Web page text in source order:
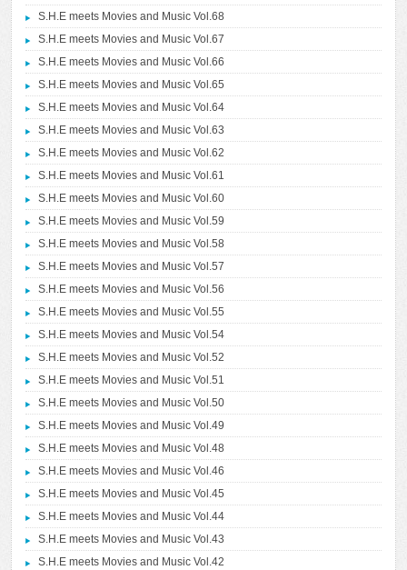
S.H.E meets Movies and Music Vol.68
S.H.E meets Movies and Music Vol.67
S.H.E meets Movies and Music Vol.66
S.H.E meets Movies and Music Vol.65
S.H.E meets Movies and Music Vol.64
S.H.E meets Movies and Music Vol.63
S.H.E meets Movies and Music Vol.62
S.H.E meets Movies and Music Vol.61
S.H.E meets Movies and Music Vol.60
S.H.E meets Movies and Music Vol.59
S.H.E meets Movies and Music Vol.58
S.H.E meets Movies and Music Vol.57
S.H.E meets Movies and Music Vol.56
S.H.E meets Movies and Music Vol.55
S.H.E meets Movies and Music Vol.54
S.H.E meets Movies and Music Vol.52
S.H.E meets Movies and Music Vol.51
S.H.E meets Movies and Music Vol.50
S.H.E meets Movies and Music Vol.49
S.H.E meets Movies and Music Vol.48
S.H.E meets Movies and Music Vol.46
S.H.E meets Movies and Music Vol.45
S.H.E meets Movies and Music Vol.44
S.H.E meets Movies and Music Vol.43
S.H.E meets Movies and Music Vol.42